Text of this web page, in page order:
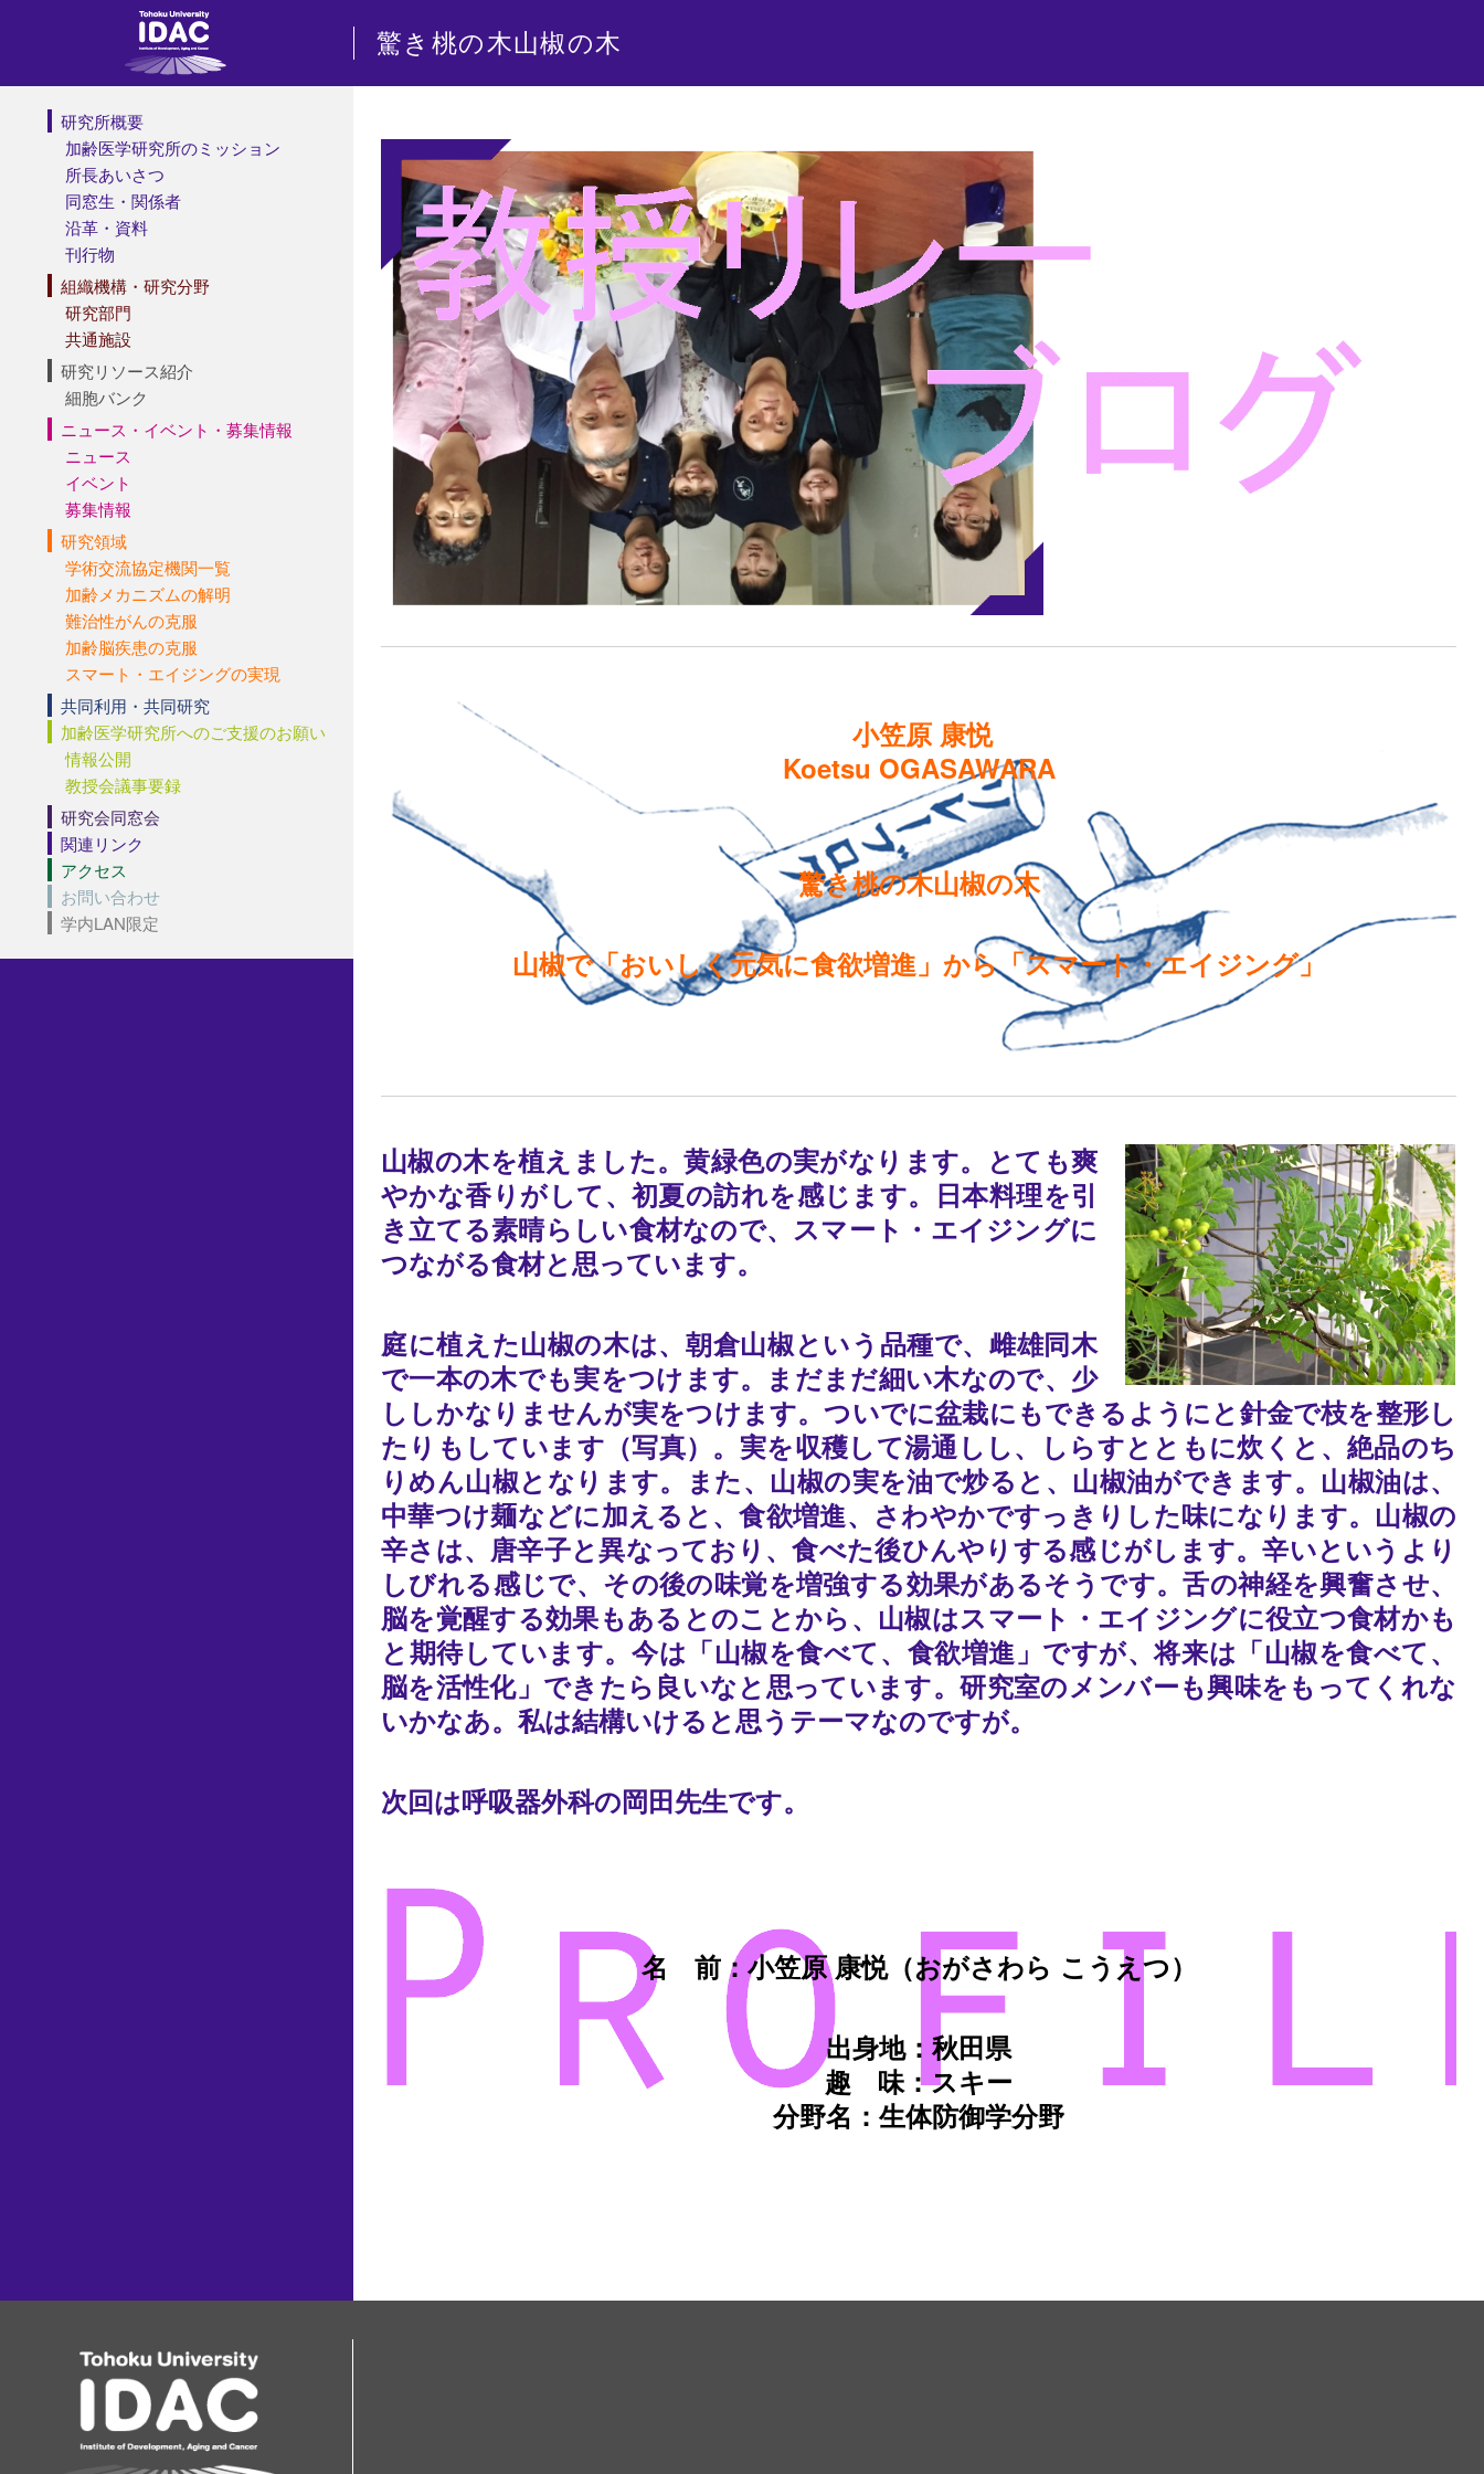
驚き桃の木山椒の木
小笠原 康悦
Koetsu OGASAWARA
驚き桃の木山椒の木
山椒で「おいしく元気に食欲増進」から「スマート・エイジング」
山椒の木を植えました。黄緑色の実がなります。とても爽
やかな香りがして、初夏の訪れを感じます。日本料理を引
き立てる素晴らしい食材なので、スマート・エイジングに
つながる食材と思っています。
庭に植えた山椒の木は、朝倉山椒という品種で、雌雄同木
で一本の木でも実をつけます。まだまだ細い木なので、少
ししかなりませんが実をつけます。ついでに盆栽にもできるようにと針金で枝を整形し
たりもしています（写真）。実を収穫して湯通しし、しらすとともに炊くと、絶品のち
りめん山椒となります。また、山椒の実を油で炒ると、山椒油ができます。山椒油は、
中華つけ麺などに加えると、食欲増進、さわやかですっきりした味になります。山椒の
辛さは、唐辛子と異なっており、食べた後ひんやりする感じがします。辛いというより
しびれる感じで、その後の味覚を増強する効果があるそうです。舌の神経を興奮させ、
脳を覚醒する効果もあるとのことから、山椒はスマート・エイジングに役立つ食材かも
と期待しています。今は「山椒を食べて、食欲増進」ですが、将来は「山椒を食べて、
脳を活性化」できたら良いなと思っています。研究室のメンバーも興味をもってくれな
いかなあ。私は結構いけると思うテーマなのですが。
次回は呼吸器外科の岡田先生です。
名 前：小笠原 康悦（おがさわら こうえつ）
出身地：秋田県
趣 味：スキー
分野名：生体防御学分野
研究所概要
加齢医学研究所のミッション
所長あいさつ
同窓生・関係者
沿革・資料
刊行物
組織機構・研究分野
研究部門
共通施設
研究リソース紹介
細胞バンク
ニュース・イベント・募集情報
ニュース
イベント
募集情報
研究領域
学術交流協定機関一覧
加齢メカニズムの解明
難治性がんの克服
加齢脳疾患の克服
スマート・エイジングの実現
共同利用・共同研究
加齢医学研究所へのご支援のお願い
情報公開
教授会議事要録
研究会同窓会
関連リンク
アクセス
お問い合わせ
学内LAN限定